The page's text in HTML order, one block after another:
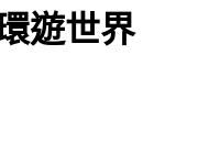
遊世界